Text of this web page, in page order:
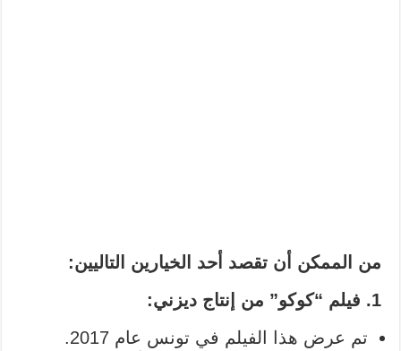
من الممكن أن تقصد أحد الخيارين التاليين:
1. فيلم “كوكو” من إنتاج ديزني:
تم عرض هذا الفيلم في تونس عام 2017.